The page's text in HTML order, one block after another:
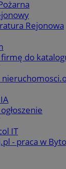
Rejonowa
do
IT
- praca w